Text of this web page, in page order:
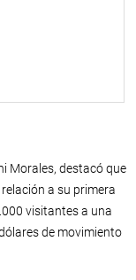
Morales, destacó que
a su primera
visitantes a una
de movimiento